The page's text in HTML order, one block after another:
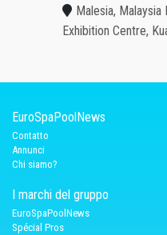
Malesia, Malaysia
Exhibition Centre,
EuroSpaPoolNews
Contatto
Annunci
Chi siamo?
I marchi del gruppo
EuroSpaPoolNews
Spécial Pros